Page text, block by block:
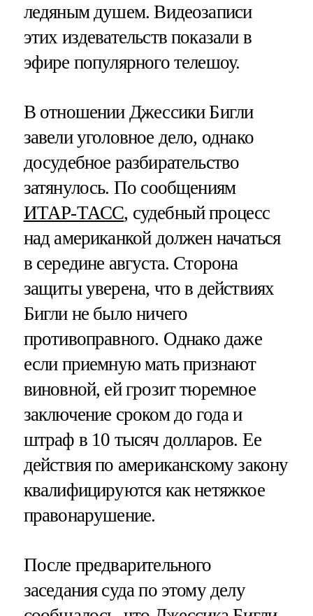
ледяным душем. Видеозаписи
этих издевательств показали в
эфире популярного телешоу.
В отношении Джессики Бигли
завели уголовное дело, однако
досудебное разбирательство
затянулось. По сообщениям
ИТАР-ТАСС, судебный процесс
над американкой должен начаться
в середине августа. Сторона
защиты уверена, что в действиях
Бигли не было ничего
противоправного. Однако даже
если приемную мать признают
виновной, ей грозит тюремное
заключение сроком до года и
штраф в 10 тысяч долларов. Ее
действия по американскому закону
квалифицируются как нетяжкое
правонарушение.
После предварительного
заседания суда по этому делу